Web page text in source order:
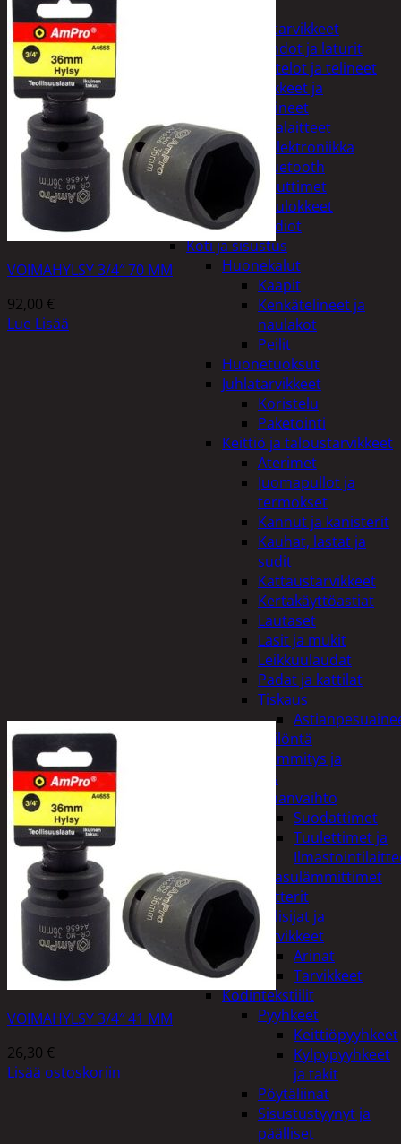
Puhelintarvikkeet
Johdot ja laturit
Kotelot ja telineet
Tv-tarvikkeet ja
seinätelineet
Varavirtalaitteet
Viihde-elektroniikka
Bluetooth
kaiuttimet
Kuulokkeet
Radiot
Koti ja sisustus
Huonekalut
Kaapit
Kenkätelineet ja
naulakot
Peilit
Huonetuoksut
Juhlatarvikkeet
Koristelu
Paketointi
Keittiö ja taloustarvikkeet
Aterimet
Juomapullot ja
termokset
Kannut ja kanisterit
Kauhat, lastat ja
sudit
Kattaustarvikkeet
Kertakäyttöastiat
Lautaset
Lasit ja mukit
Leikkuulaudat
Padat ja kattilat
Tiskaus
Säilöntä
Kodin lämmitys ja
tuuletus
Ilmanvaihto
Suodattimet
Tuulettimet ja
Kaasulämmittimet
Patterit
Tulisijat ja
tarvikkeet
Arinat
Tarvikkeet
Kodintekstiilit
Pyyhkeet
Keittiöpyyhkeet
Kylpypyyhkeet
ja takit
Pöytäliinat
Sisustustyynyt ja
päälliset
VOIMAHYLSY 3/4″ 70 MM
92,00 €
Lue Lisää
VOIMAHYLSY 3/4″ 41 MM
26,30 €
Lisää ostoskoriin